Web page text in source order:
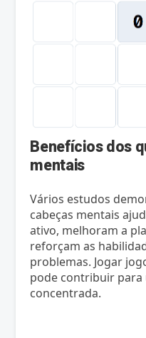
Benefícios dos
mentais
Vários estudos
cabeças mentais
ativo, melhoram a
reforçam as
problemas. Jogar
pode contribuir para
concentrada.